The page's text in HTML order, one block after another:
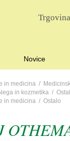
Novice
in medicina /
in kozmetika /
in medicina / Ostalo